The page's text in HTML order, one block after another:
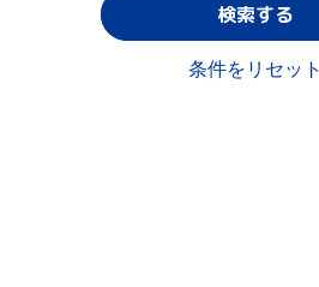
検索する
条件をリセット